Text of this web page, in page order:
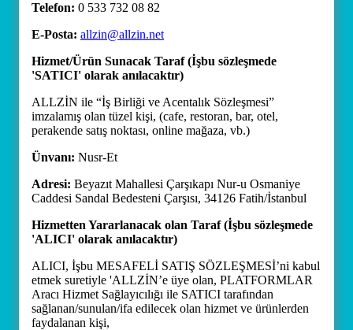
Telefon: 0 533 732 08 82
E-Posta: allzin@allzin.net
Hizmet/Ürün Sunacak Taraf (İşbu sözleşmede
'SATICI' olarak anılacaktır)
ALLZİN ile “İş Birliği ve Acentalık Sözleşmesi”
imzalamış olan tüzel kişi, (cafe, restoran, bar, otel,
perakende satış noktası, online mağaza, vb.)
Ünvanı: Nusr-Et
Adresi: Beyazıt Mahallesi Çarşıkapı Nur-u Osmaniye
Caddesi Sandal Bedesteni Çarşısı, 34126 Fatih/İstanbul
Hizmetten Yararlanacak olan Taraf (İşbu sözleşmede
'ALICI' olarak anılacaktır)
ALICI, İşbu MESAFELİ SATIŞ SÖZLEŞMESİ’ni kabul
etmek suretiyle 'ALLZİN’e üye olan, PLATFORMLAR
Aracı Hizmet Sağlayıcılığı ile SATICI tarafından
sağlanan/sunulan/ifa edilecek olan hizmet ve ürünlerden
faydalanan kişi,